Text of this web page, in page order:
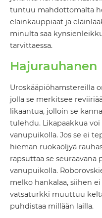
tuntuu mahdottomalta
eläinkauppiaat ja
minulta saa
tarvittaessa.
Hajurauhanen
Uroskääpiöhamstereilla
jolla se merkitsee
likaantua, jolloin se
tulehdu. Likapaakkua
vanupuikolla. Jos se ei
hieman ruokaöljyä
rapsuttaa se seuraavana
vanupuikolla.
melko hankalaa, siihen
vatsaturkki muuttuu
puhdistaa millään lailla.